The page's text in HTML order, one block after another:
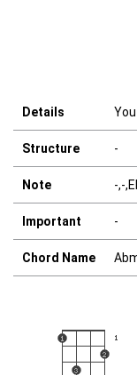
Details
Structure -
Note -,-
Important -
Chord Name